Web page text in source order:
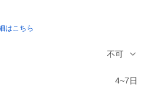
はこちら
不可
4~7日